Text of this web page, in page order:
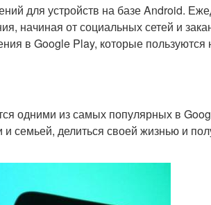
для устройств на базе Android.
начиная от социальных сетей и
в Google Play, которые
одними из самых популярных в
семьей, делиться своей жизнью и